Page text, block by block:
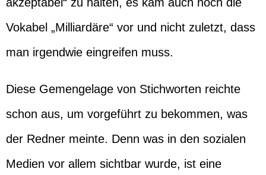
Vokabel „Milliardäre“ vor und nicht zuletzt, dass
man irgendwie eingreifen muss.
Diese Gemengelage von Stichworten reichte
schon aus, um vorgeführt zu bekommen, was
der Redner meinte. Denn was in den sozialen
Medien vor allem sichtbar wurde, ist eine